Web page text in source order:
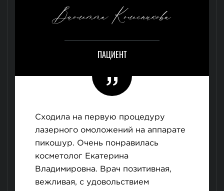
Виолетта Колесникова
ПАЦИЕНТ
Сходила на первую процедуру
лазерного омоложений на аппарате
пикошур. Очень понравилась
косметолог Екатерина
Владимировна. Врач позитивная,
вежливая, с удовольствием